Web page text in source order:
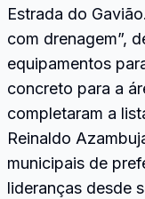
Estrada do
com drenagem”,
equipamentos
concreto para a
completaram a
Reinaldo
municipais de
lideranças desde